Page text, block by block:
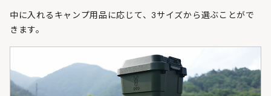
中に入れるキャンプ用品に応じて、3サイズから選ぶことがで
きます。